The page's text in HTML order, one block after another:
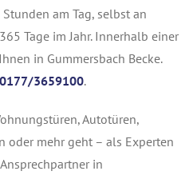
am Tag, selbst an
Tage im Jahr. Innerhalb einer
in Gummersbach Becke.
0177/3659100.
Autotüren,
oder mehr geht – als Experten
in